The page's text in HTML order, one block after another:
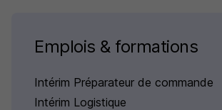
Emplois & formations
Intérim Préparateur de commande
Intérim Logistique